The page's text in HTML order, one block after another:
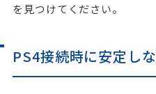
を見つけてください。
PS4接続時に安定し